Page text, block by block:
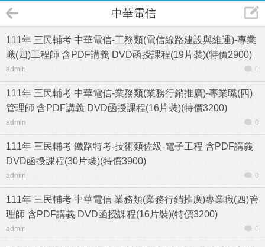
中華電信
111年 三民輔考 中華電信-工務類(電信線路建設與維運)-專業
職(四)工程師 含PDF講義 DVD函授課程(19片裝)(特價2900)
admin 0
111年 三民輔考 中華電信-業務類(業務行銷推廣)-專業職(四)
管理師 含PDF講義 DVD函授課程(16片裝)(特價3200)
admin 0
111年 三民輔考 鐵路特考-技術類佐級-電子工程 含PDF講義
DVD函授課程(30片裝)(特價3900)
admin 0
111年 三民輔考 中華電信 業務類(業務行銷推廣)專業職(四)管
理師 含PDF講義 DVD函授課程(16片裝)(特價3200)
admin 0